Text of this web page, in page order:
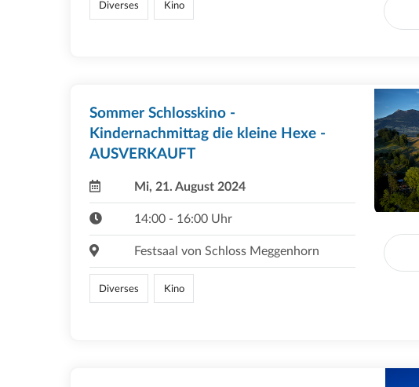
Diverses Kino
Sommer Schlosskino -
Kindernachmittag die kleine Hexe -
AUSVERKAUFT
Mi, 21. August 2024
14:00 - 16:00 Uhr
Festsaal von Schloss Meggenhorn
Diverses Kino